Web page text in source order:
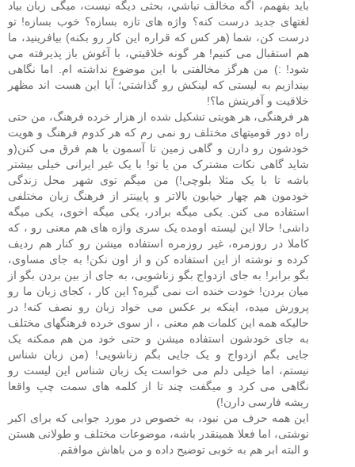
بايد بفهمم، اگه مخالف نباشي، بحثی ديگه نيست، ميگی زبان بياد
لغتهای جديد درست کنه؟ واژه های تازه بسازه؟ خوب بسازه! تو
درست کن، شما (هر کس که قراره این کار رو بکنه) بيافرينيد، ما
هم استقبال می کنيم! هر گونه خلاقيتي، با آغوش باز پذيرفته مي
شود! :) من هرگز مخالفتی با اين موضوع نداشته ام. اما نگاهی
بيندازيم به ليستی که لينکش رو گذاشتي؛ آيا اين هست اند مظهر
خلاقيت و آفرينش ما؟!
هر فرهنگی، هر هویتی تشکیل شده از هزار خرده فرهنگ، من حتی
راه دور قومیتهای مختلف رو نمی رم که هر کدوم فرهنگ و هویت
خودشون رو دارن و گاهی زمین تا آسمون با هم فرق می کنن(و
شاید گاهی نکات مشترک من یا تو! با یک غیر ایرانی خیلی بیشتر
باشه تا با یک مثلا بلوچی!) من میگم توی شهر محل زندگی
خودمون هم چهار خیابون بالاتر و پایینتر از فرهنگ زبان مختلفی
استفاده می کنن. یکی میگه برادر، یکی میگه اخوی، یکی میگه
داشی! حالا این لیسته اومده يک سری واژه های هم معنی رو ، که
کاملا در روزمره، غیر روزمره استفاده میشن رو کنار هم رديف
کرده و نوشته از اين استفاده کن و از اون نکن! به جای مساوی،
بگو برابر! به جای ازدواج بگو زناشویی، به جای از بین بردن بگو از
میان بردن! خودت خنده ات نمی گیره؟ این کار ، کجای زبان ما رو
پرورش میده، اینکه بر عکس می خواد زبان رو نصف کنه! در
حالیکه همه این کلمات هم معنی ، از سوی خرده فرهنگهای مختلف
به جای خودشون استفاده میشن و حتی خود من هم ممکنه یک
جایی بگم ازدواج و یک جایی بگم زناشویی! (من زبان شناس
نیستم، اما خیلی دلم می خواست یک زبان شناس این لیست رو
نگاهی می کرد و میگفت چند تا از کلمه های سمت چپ واقعا
ریشه فارسی دارن!)
این همه حرف من نبود، به خصوص در مورد جوابی که برای اکبر
نوشتی، اما فعلا همینقدر باشه، موضوعات مختلف و طولانی هستن
و البته ابر هم به خوبی توضیح داده و من باهاش موافقم.